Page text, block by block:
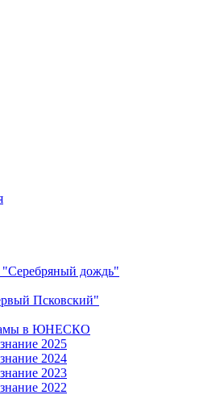
"Серебряный дождь"
Псковский"
в ЮНЕСКО
2025
2024
2023
2022